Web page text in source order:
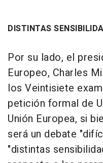
DISTINTAS
Por su lado, el
Europeo, Charles
los Veintisiete
petición formal de
Unión Europea, si
será un debate
"distintas